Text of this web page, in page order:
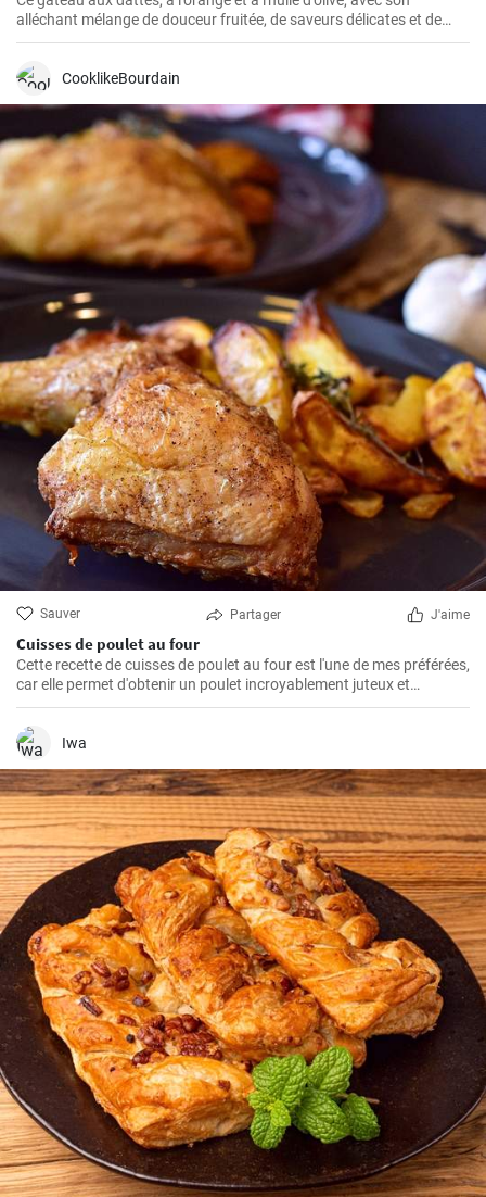
alléchant mélange de douceur fruitée, de saveurs délicates et de
texture moelleuse, ne manque jamais de rendre toute occasion
CooklikeBourdain
Sauver Partager J'aime
Cuisses de poulet au four
Cette recette de cuisses de poulet au four est l'une de mes préférées,
car elle permet d'obtenir un poulet incroyablement juteux et
savoureux. Les cuisses de poulet sont les parties du poulet que je
préfère cuire au four parce qu'elles restent juteuses même après un
long temps de cuisson. De plus, les ingrédients sont simples, mais
ainsi un plat unique et délicieux.
Iwa